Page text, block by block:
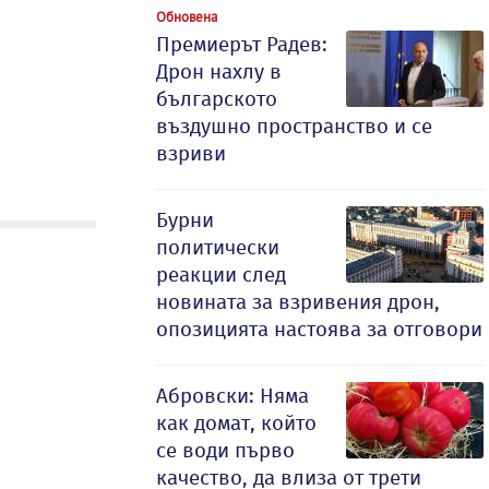
Обновена
Премиерът Радев:
Дрон нахлу в
българското
въздушно пространство и се
взриви
Бурни
политически
реакции след
новината за взривения дрон,
опозицията настоява за отговори
Абровски: Няма
как домат, който
се води първо
качество, да влиза от трети